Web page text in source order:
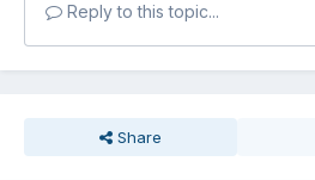
Reply to this topic...
Share